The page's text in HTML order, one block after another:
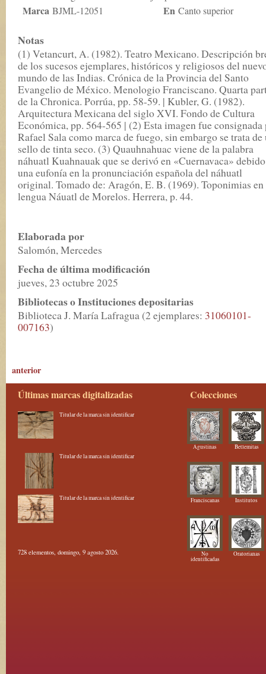
Marca BJML-12051 En Canto superior
Notas
(1) Vetancurt, A. (1982). Teatro Mexicano. Descripción
de los sucesos ejemplares, históricos y religiosos del
mundo de las Indias. Crónica de la Provincia del Santo
Evangelio de México. Menologio Franciscano. Quarta
de la Chronica. Porrúa, pp. 58-59. | Kubler, G. (1982).
Arquitectura Mexicana del siglo XVI. Fondo de Cultura
Económica, pp. 564-565 | (2) Esta imagen fue consignada
Rafael Sala como marca de fuego, sin embargo se trata de
sello de tinta seco. (3) Quauhnahuac viene de la palabra
náhuatl Kuahnauak que se derivó en «Cuernavaca»
una eufonía en la pronunciación española del náhuatl
original. Tomado de: Aragón, E. B. (1969). Toponimias en
lengua Náuatl de Morelos. Herrera, p. 44.
Elaborada por
Salomón, Mercedes
Fecha de última modificación
jueves, 23 octubre 2025
Bibliotecas o Instituciones depositarias
Biblioteca J. María Lafragua (2 ejemplares: 31060101-
007163)
anterior
Últimas marcas digitalizadas
Titular de la marca sin identificar
Titular de la marca sin identificar
Titular de la marca sin identificar
728 elementos, domingo, 9 agosto 2026.
Colecciones
Agustinas Betlemitas
Franciscanas Institutos
No
identificadas
Oratorianas